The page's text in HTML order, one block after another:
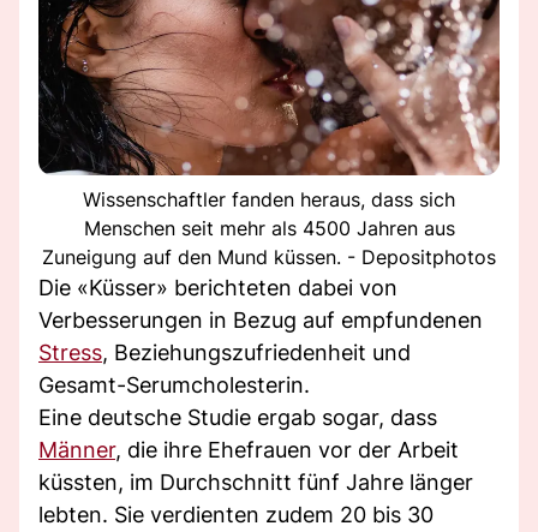
Wissenschaftler fanden heraus, dass sich
Menschen seit mehr als 4500 Jahren aus
Zuneigung auf den Mund küssen. - Depositphotos
Die «Küsser» berichteten dabei von
Verbesserungen in Bezug auf empfundenen
Stress, Beziehungszufriedenheit und
Gesamt-Serumcholesterin.
Eine deutsche Studie ergab sogar, dass
Männer, die ihre Ehefrauen vor der Arbeit
küssten, im Durchschnitt fünf Jahre länger
lebten. Sie verdienten zudem 20 bis 30